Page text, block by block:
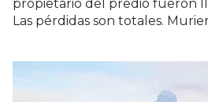
propietario del predio fueron
Las pérdidas son totales.